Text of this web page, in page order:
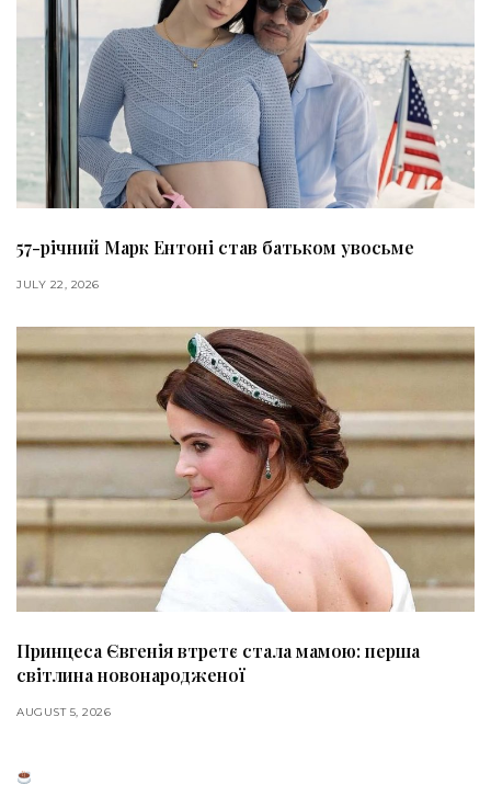
57-річний Марк Ентоні став батьком увосьме
JULY 22, 2026
Принцеса Євгенія втретє стала мамою: перша
світлина новонародженої
AUGUST 5, 2026